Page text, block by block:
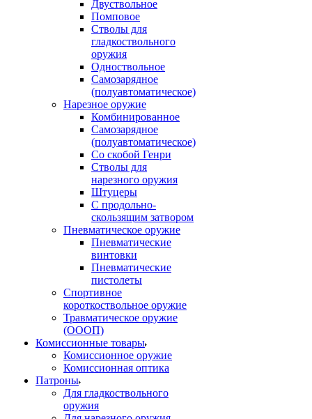
Двуствольное
Помповое
Стволы для
гладкоствольного
оружия
Одноствольное
Самозарядное
(полуавтоматическое)
Нарезное оружие
Комбинированное
Самозарядное
(полуавтоматическое)
Со скобой Генри
Стволы для
нарезного оружия
Штуцеры
С продольно-
скользящим затвором
Пневматическое оружие
Пневматические
винтовки
Пневматические
пистолеты
Спортивное
короткоствольное оружие
Травматическое оружие
(ОООП)
Комиссионные товары
Комиссионное оружие
Комиссионная оптика
Патроны
Для гладкоствольного
оружия